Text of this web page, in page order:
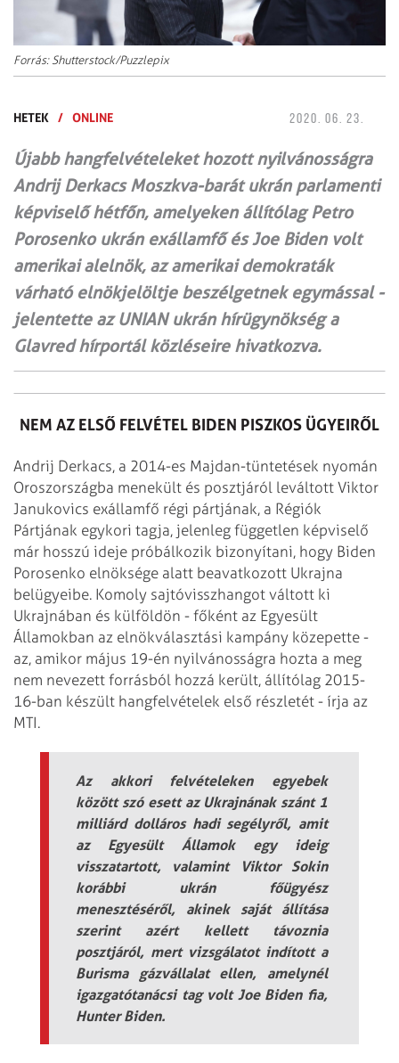
Forrás: Shutterstock/Puzzlepix
HETEK / ONLINE 2020. 06. 23.
Újabb hangfelvételeket hozott nyilvánosságra
Andrij Derkacs Moszkva-barát ukrán parlamenti
képviselő hétfőn, amelyeken állítólag Petro
Porosenko ukrán exállamfő és Joe Biden volt
amerikai alelnök, az amerikai demokraták
várható elnökjelöltje beszélgetnek egymással -
jelentette az UNIAN ukrán hírügynökség a
Glavred hírportál közléseire hivatkozva.
NEM AZ ELSŐ FELVÉTEL BIDEN PISZKOS ÜGYEIRŐL
Andrij Derkacs, a 2014-es Majdan-tüntetések nyomán
Oroszországba menekült és posztjáról leváltott Viktor
Janukovics exállamfő régi pártjának, a Régiók
Pártjának egykori tagja, jelenleg független képviselő
már hosszú ideje próbálkozik bizonyítani, hogy Biden
Porosenko elnöksége alatt beavatkozott Ukrajna
belügyeibe. Komoly sajtóvisszhangot váltott ki
Ukrajnában és külföldön - főként az Egyesült
Államokban az elnökválasztási kampány közepette -
az, amikor május 19-én nyilvánosságra hozta a meg
nem nevezett forrásból hozzá került, állítólag 2015-
16-ban készült hangfelvételek első részletét - írja az
MTI.
Az akkori felvételeken egyebek
között szó esett az Ukrajnának szánt 1
milliárd dolláros hadi segélyről, amit
az Egyesült Államok egy ideig
visszatartott, valamint Viktor Sokin
korábbi ukrán főügyész
menesztéséről, akinek saját állítása
szerint azért kellett távoznia
posztjáról, mert vizsgálatot indított a
Burisma gázvállalat ellen, amelynél
igazgatótanácsi tag volt Joe Biden fia,
Hunter Biden.